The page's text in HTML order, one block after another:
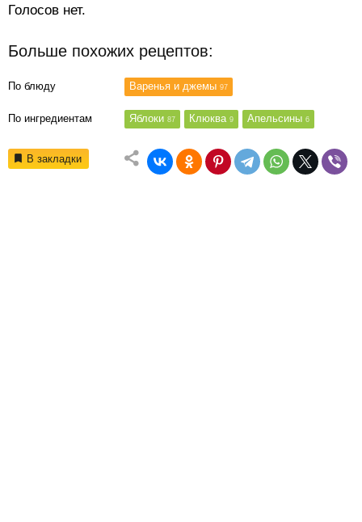
Голосов нет.
Больше похожих рецептов:
По блюду Варенья и джемы 97
По ингредиентам Яблоки 87 Клюква 9 Апельсины 6
В закладки